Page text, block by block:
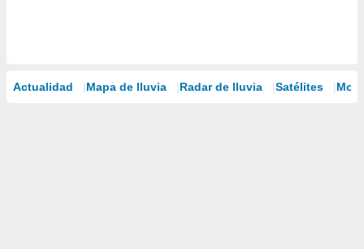
Actualidad Mapa de lluvia Radar de lluvia Satélites